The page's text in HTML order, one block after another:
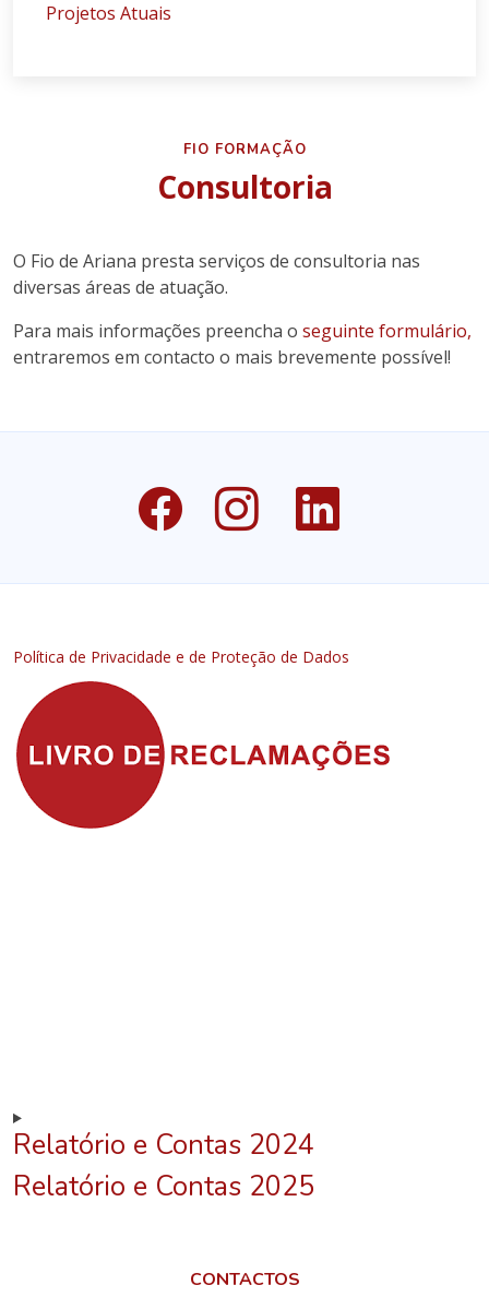
Projetos Atuais
FIO FORMAÇÃO
Consultoria
O Fio de Ariana presta serviços de consultoria nas
diversas áreas de atuação.
Para mais informações preencha o seguinte formulário,
entraremos em contacto o mais brevemente possível!
Política de Privacidade e de Proteção de Dados
Relatório e Contas 2024
Relatório e Contas 2025
CONTACTOS